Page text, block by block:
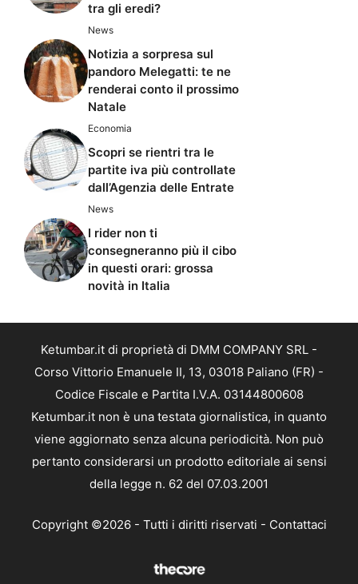
tra gli eredi?
News
Notizia a sorpresa sul
pandoro Melegatti: te ne
renderai conto il prossimo
Natale
Economia
Scopri se rientri tra le
partite iva più controllate
dall’Agenzia delle Entrate
News
I rider non ti
consegneranno più il cibo
in questi orari: grossa
novità in Italia
Ketumbar.it di proprietà di DMM COMPANY SRL -
Corso Vittorio Emanuele II, 13, 03018 Paliano (FR) -
Codice Fiscale e Partita I.V.A. 03144800608
Ketumbar.it non è una testata giornalistica, in quanto
viene aggiornato senza alcuna periodicità. Non può
pertanto considerarsi un prodotto editoriale ai sensi
della legge n. 62 del 07.03.2001
Copyright ©2026 - Tutti i diritti riservati - Contattaci